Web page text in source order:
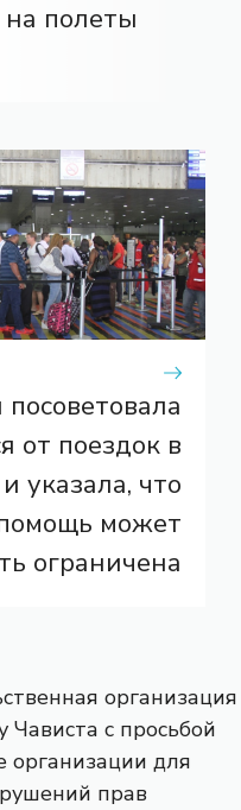
полеты
от поездок в
указала, что
может
ограничена
организация
Чависта с просьбой
организации для
прав